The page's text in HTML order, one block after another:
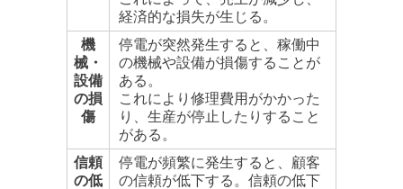
経済的な損失が生じる。
機
械・
設備
の損
傷
停電が突然発生すると、稼働中
の機械や設備が損傷することが
ある。
これにより修理費用がかかった
り、生産が停止したりすること
がある。
信頼
の低
停電が頻繁に発生すると、顧客
の信頼が低下する。信頼の低下